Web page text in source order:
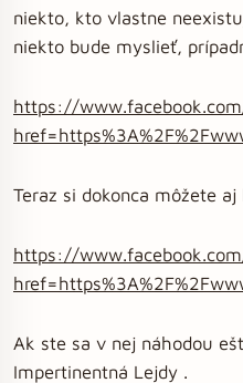
niekto, kto vlastne
niekto bude myslieť,
https://
Teraz si dokonca môžete
https://
Ak ste sa v nej náhodou
Impertinentná Lejdy .